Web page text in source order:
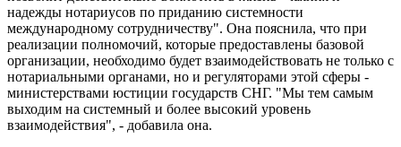
надежды нотариусов по приданию системности
международному сотрудничеству". Она пояснила, что при
реализации полномочий, которые предоставлены базовой
организации, необходимо будет взаимодействовать не только с
нотариальными органами, но и регуляторами этой сферы -
министерствами юстиции государств СНГ. "Мы тем самым
выходим на системный и более высокий уровень
взаимодействия", - добавила она.